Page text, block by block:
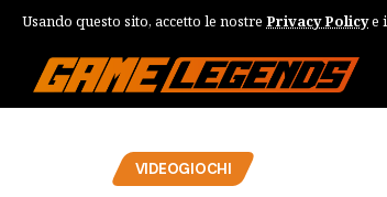
Usando questo sito, accetto le nostre Privacy Policye i
VIDEOGIOCHI